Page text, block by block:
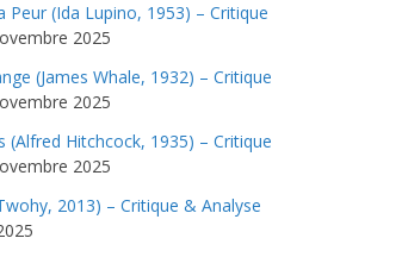
Peur (Ida Lupino, 1953) – Critique
2025
(James Whale, 1932) – Critique
2025
(Alfred Hitchcock, 1935) – Critique
2025
2013) – Critique & Analyse